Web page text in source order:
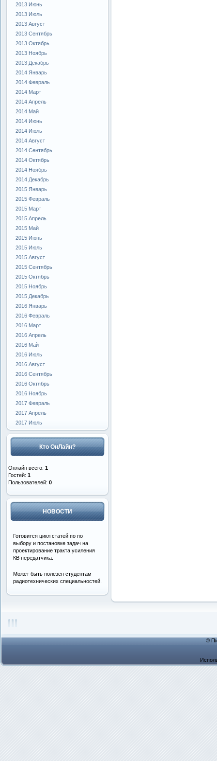
2013 Июнь
2013 Июль
2013 Август
2013 Сентябрь
2013 Октябрь
2013 Ноябрь
2013 Декабрь
2014 Январь
2014 Февраль
2014 Март
2014 Апрель
2014 Май
2014 Июнь
2014 Июль
2014 Август
2014 Сентябрь
2014 Октябрь
2014 Ноябрь
2014 Декабрь
2015 Январь
2015 Февраль
2015 Март
2015 Апрель
2015 Май
2015 Июнь
2015 Июль
2015 Август
2015 Сентябрь
2015 Октябрь
2015 Ноябрь
2015 Декабрь
2016 Январь
2016 Февраль
2016 Март
2016 Апрель
2016 Май
2016 Июль
2016 Август
2016 Сентябрь
2016 Октябрь
2016 Ноябрь
2017 Февраль
2017 Апрель
2017 Июль
Кто ОнЛайн?
Онлайн всего: 1
Гостей: 1
Пользователей: 0
НОВОСТИ
Готовится цикл статей по по
выбору и постановке задач на
проектирование тракта усиления
КВ передатчика.
Может быть полезен студентам
радиотехнических специальностей.
©